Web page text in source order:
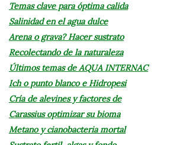
Temas clave para óptima calida
Salinidad en el agua dulce
Arena o grava? Hacer sustrato
Recolectando de la naturaleza
Últimos temas de AQUA INTERNAC
Ich o punto blanco e Hidropesi
Cría de alevines y factores de
Carassius optimizar su bioma
Metano y cianobacteria mortal